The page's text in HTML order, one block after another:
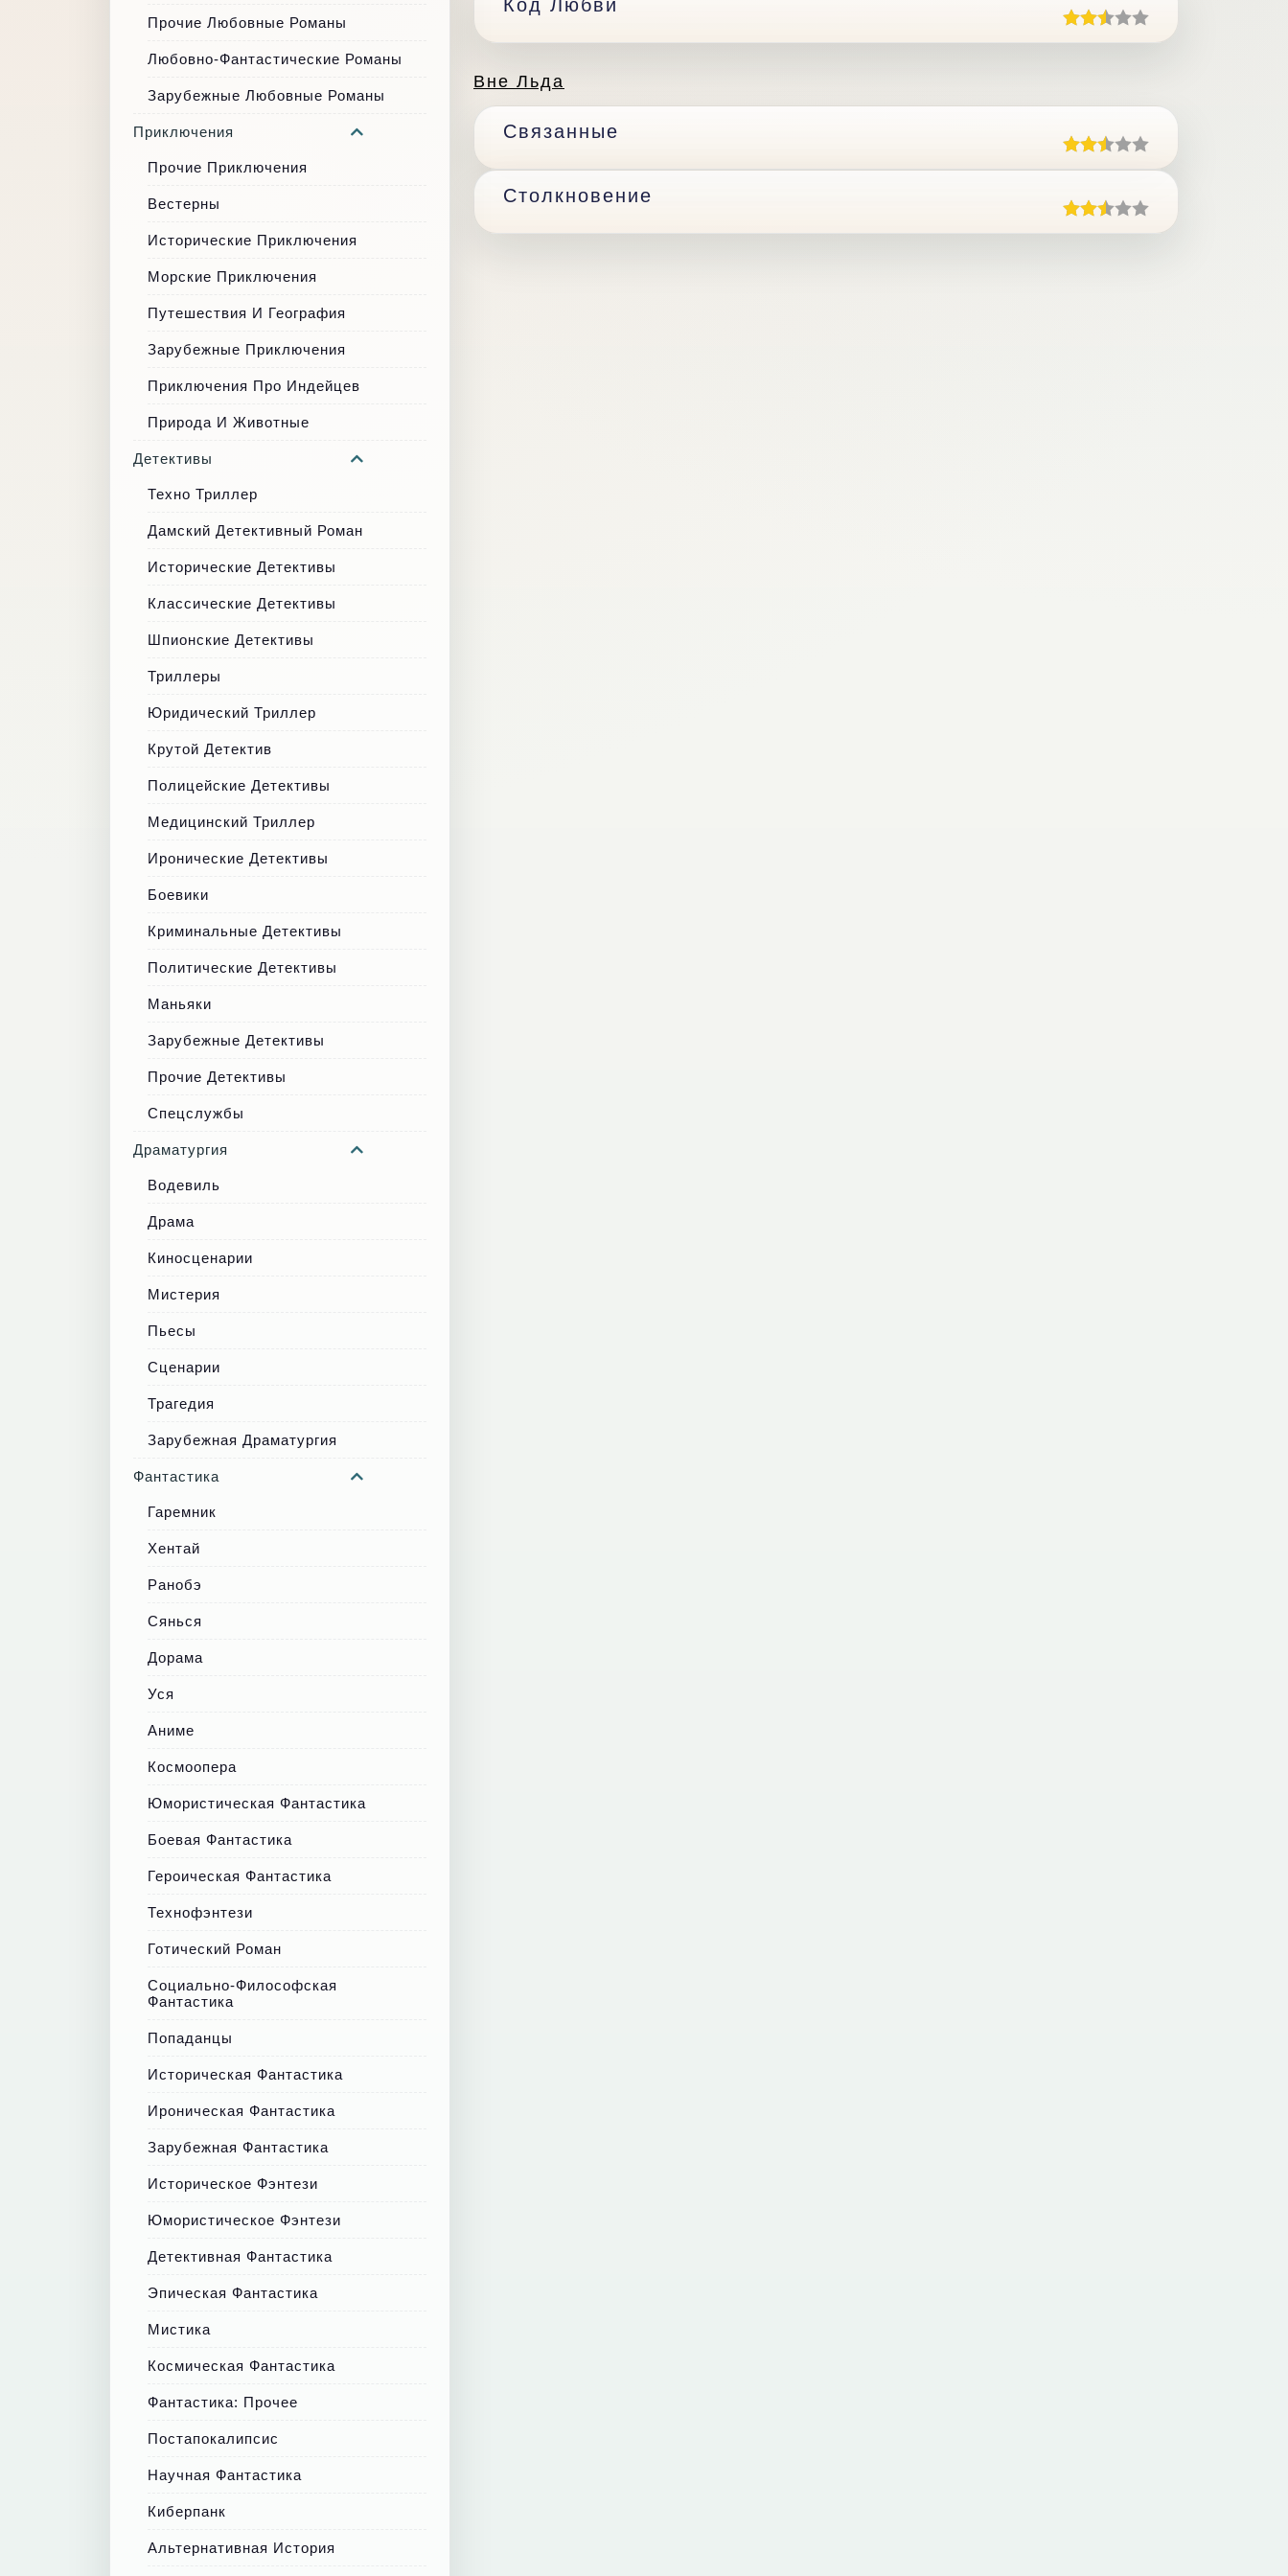
Код Любви
Вне Льда
Связанные
Столкновение
Прочие Любовные Романы
Любовно-Фантастические Романы
Зарубежные Любовные Романы
Приключения
Прочие Приключения
Вестерны
Исторические Приключения
Морские Приключения
Путешествия И География
Зарубежные Приключения
Приключения Про Индейцев
Природа И Животные
Детективы
Техно Триллер
Дамский Детективный Роман
Исторические Детективы
Классические Детективы
Шпионские Детективы
Триллеры
Юридический Триллер
Крутой Детектив
Полицейские Детективы
Медицинский Триллер
Иронические Детективы
Боевики
Криминальные Детективы
Политические Детективы
Маньяки
Зарубежные Детективы
Прочие Детективы
Спецслужбы
Драматургия
Водевиль
Драма
Киносценарии
Мистерия
Пьесы
Сценарии
Трагедия
Зарубежная Драматургия
Фантастика
Гаремник
Хентай
Ранобэ
Сянься
Дорама
Уся
Аниме
Космоопера
Юмористическая Фантастика
Боевая Фантастика
Героическая Фантастика
Технофэнтези
Готический Роман
Социально-Философская
Фантастика
Попаданцы
Историческая Фантастика
Ироническая Фантастика
Зарубежная Фантастика
Историческое Фэнтези
Юмористическое Фэнтези
Детективная Фантастика
Эпическая Фантастика
Мистика
Космическая Фантастика
Фантастика: Прочее
Постапокалипсис
Научная Фантастика
Киберпанк
Альтернативная История